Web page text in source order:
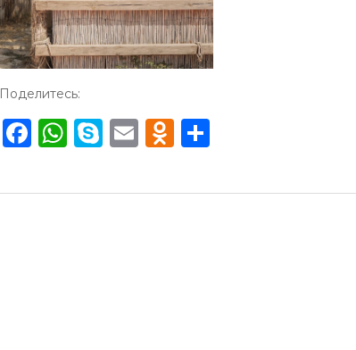
Поделитесь:
Facebook
WhatsApp
Skype
EmailOdnoklassniki